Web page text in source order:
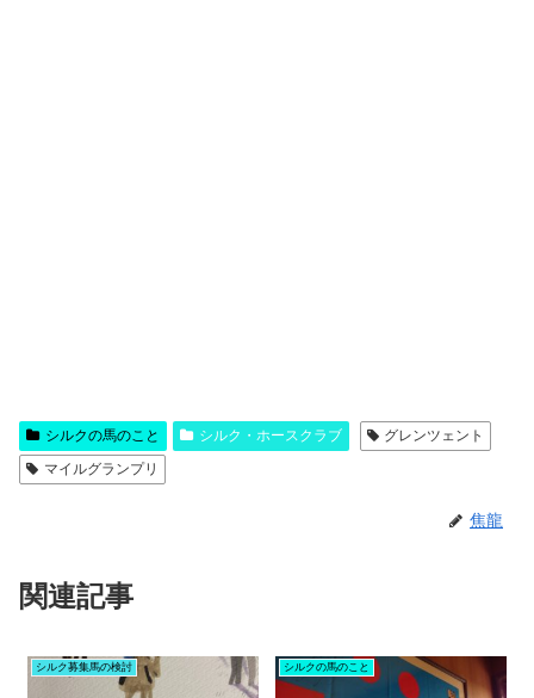
シルクの馬のこと シルク・ホースクラブ
グレンツェント
マイルグランプリ
焦龍
関連記事
シルク募集馬の検討 シルクの馬のこと